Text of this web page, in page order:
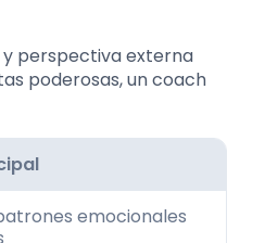
perspectiva externa
poderosas, un coach
emocionales